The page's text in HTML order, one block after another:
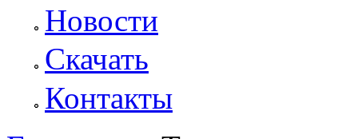
Новости
Скачать
Контакты